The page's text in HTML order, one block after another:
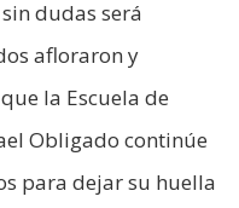
dudas será
afloraron y
la Escuela de
Obligado continúe
para dejar su huella